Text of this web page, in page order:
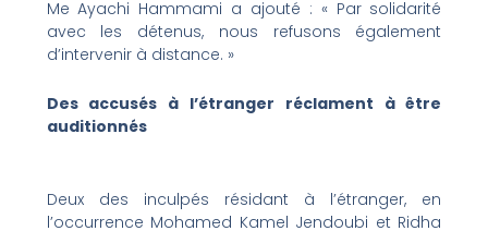
Me Ayachi Hammami a ajouté : « Par solidarité
avec les détenus, nous refusons également
d’intervenir à distance. »
Des accusés à l’étranger réclament à être
auditionnés
Deux des inculpés résidant à l’étranger, en
l’occurrence Mohamed Kamel Jendoubi et Ridha